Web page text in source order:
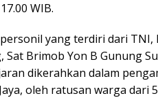
WIB.
yang terdiri dari TNI,
Sat Brimob Yon B Gunung
dikerahkan dalam
oleh ratusan warga dari